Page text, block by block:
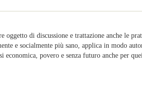
oggetto di discussione e trattazione anche le
e socialmente più sano, applica in modo
economica, povero e senza futuro anche per